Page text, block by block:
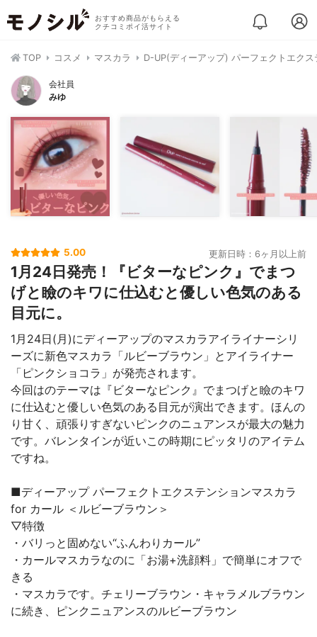
おすすめ商品がもらえる
クチコミポイ活サイト
TOP コスメ マスカラ D-UP(ディーアップ) パーフェクトエク
会社員
みゆ
5.00 更新日時：6ヶ月以上前
1月24日発売！『ビターなピンク』でまつ
げと瞼のキワに仕込むと優しい色気のある
目元に。
1月24日(月)にディーアップのマスカラアイライナーシリ
ーズに新色マスカラ「ルビーブラウン」とアイライナー
「ピンクショコラ」が発売されます。
今回はのテーマは『ビターなピンク』でまつげと瞼のキワ
に仕込むと優しい色気のある目元が演出できます。ほんの
り甘く、頑張りすぎないピンクのニュアンスが最大の魅力
です。バレンタインが近いこの時期にピッタリのアイテム
ですね。
■ディーアップ パーフェクトエクステンションマスカラ
for カール ＜ルビーブラウン＞
▽特徴
・バリっと固めない“ふんわりカール”
・カールマスカラなのに「お湯+洗顔料」で簡単にオフで
きる
・マスカラです。チェリーブラウン・キャラメルブラウン
に続き、ピンクニュアンスのルビーブラウン